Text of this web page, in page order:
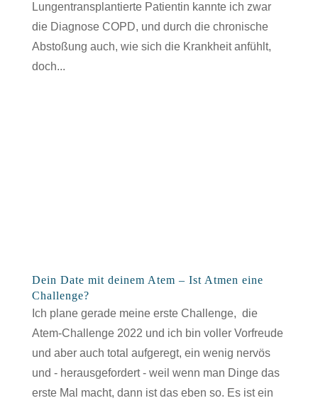
Lungentransplantierte Patientin kannte ich zwar
die Diagnose COPD, und durch die chronische
Abstoßung auch, wie sich die Krankheit anfühlt,
doch...
Dein Date mit deinem Atem – Ist Atmen eine
Challenge?
Ich plane gerade meine erste Challenge, die
Atem-Challenge 2022 und ich bin voller Vorfreude
und aber auch total aufgeregt, ein wenig nervös
und - herausgefordert - weil wenn man Dinge das
erste Mal macht, dann ist das eben so. Es ist ein